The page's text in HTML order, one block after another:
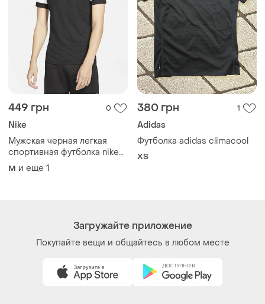
449 грн 0
Nike
Мужская черная легкая
спортивная футболка nike
dri-fit оригинал
тренировочная футболка
M и еще 1
380 грн 1
Adidas
Футболка adidas climacool
XS
Загружайте приложение
Покупайте вещи и общайтесь в любом месте